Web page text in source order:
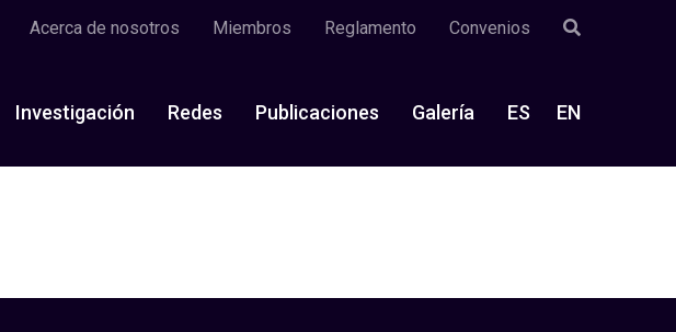
Acerca de nosotros Miembros Reglamento Convenios
Investigación Redes Publicaciones Galería ES EN